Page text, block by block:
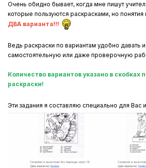
Очень обидно бывает, когда мне пишут
которые пользуются раскрасками, но понятия
ДВА варианта!!!
Ведь раскраски по вариантам удобно давать и
самостоятельную или даже проверочную
Количество вариантов указано в скобках
раскраски!
Эти задания я составляю специально для Вас